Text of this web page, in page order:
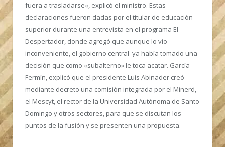
fuera a trasladarse«, explicó el ministro. Estas
declaraciones fueron dadas por el titular de educación
superior durante una entrevista en el programa El
Despertador, donde agregó que aunque lo vio
inconveniente, el gobierno central ya había tomado una
decisión que como «subalterno» le toca acatar. García
Fermín, explicó que el presidente Luis Abinader creó
mediante decreto una comisión integrada por el Minerd,
el Mescyt, el rector de la Universidad Autónoma de Santo
Domingo y otros sectores, para que se discutan los
puntos de la fusión y se presenten una propuesta.